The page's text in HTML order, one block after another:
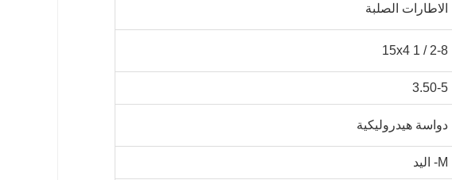
الاطارات الصلبة
15x4 1 / 2-8
3.50-5
دواسة هيدروليكية
M- اليد